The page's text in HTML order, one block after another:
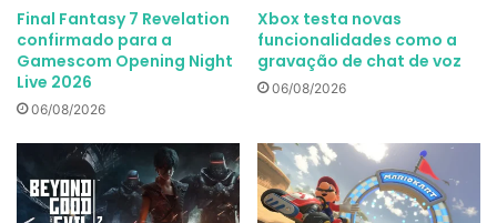
Final Fantasy 7 Revelation
confirmado para a
Gamescom Opening Night
Live 2026
06/08/2026
Xbox testa novas
funcionalidades como a
gravação de chat de voz
06/08/2026